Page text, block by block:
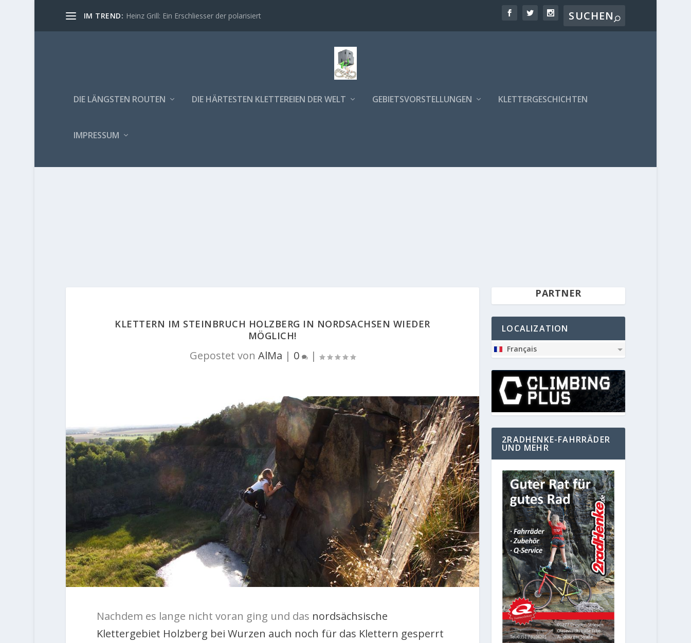
IM TREND: Heinz Grill: Ein Erschliesser der polarisiert
DIE LÄNGSTEN ROUTEN DIE HÄRTESTEN KLETTEREIEN DER WELT GEBIETSVORSTELLUNGEN KLETTERGESCHICHTEN
IMPRESSUM
KLETTERN IM STEINBRUCH HOLZBERG IN NORDSACHSEN WIEDER
MÖGLICH!
Gepostet von AlMa | 0 |
Nachdem es lange nicht voran ging und das nordsächsische
Klettergebiet Holzberg bei Wurzen auch noch für das Klettern gesperrt
PARTNER
LOCALIZATION
Français
2RADHENKE-FAHRRÄDER
UND MEHR